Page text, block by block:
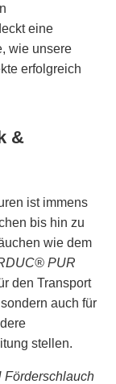
eine
wie unsere
erfolgreich
&
ist immens
bis hin zu
wie dem
PUR
den Transport
auch für
stellen.
Förderschlauch